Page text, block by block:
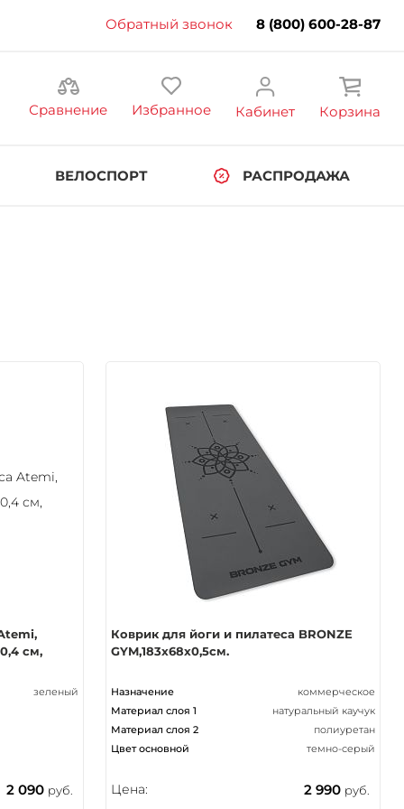
Обратный звонок 8 (800) 600-28-87
Сравнение Избранное Кабинет Корзина
ВЕЛОСПОРТ РАСПРОДАЖА
см,
зеленый
2 090 руб.
Коврик для йоги и пилатеса BRONZE
GYM,183x68x0,5см.
Назначение
коммерческое
Материал слоя 1
натуральный каучук
Материал слоя 2
полиуретан
Цвет основной
темно-серый
Цена: 2 990 руб.